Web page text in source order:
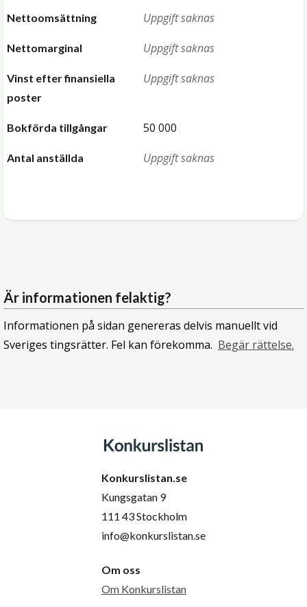
Nettoomsättning Uppgift saknas
Nettomarginal Uppgift saknas
Vinst efter finansiella
poster
Uppgift saknas
Bokförda tillgångar 50 000
Antal anställda Uppgift saknas
Är informationen felaktig?
Informationen på sidan genereras delvis manuellt vid
Sveriges tingsrätter. Fel kan förekomma. Begär rättelse.
Konkurslistan.se
Kungsgatan 9
111 43 Stockholm
info@konkurslistan.se
Om oss
Om Konkurslistan